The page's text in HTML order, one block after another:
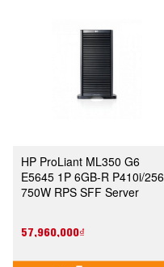
HP ProLiant ML350 G6
E5645 1P 6GB-R P410i/256
750W RPS SFF Server
57,960,000₫